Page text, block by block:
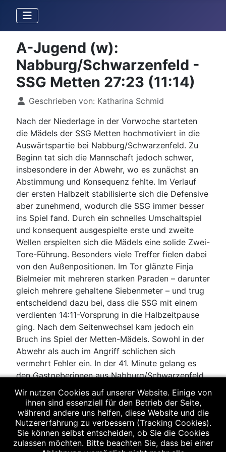
A-Jugend (w):
Nabburg/Schwarzenfeld -
SSG Metten 27:23 (11:14)
DetailsGeschrieben von: Katharina Schmid
Nach der Niederlage in der Vorwoche starteten
die Mädels der SSG Metten hochmotiviert in die
Auswärtspartie bei Nabburg/Schwarzenfeld. Zu
Beginn tat sich die Mannschaft jedoch schwer,
insbesondere in der Abwehr, wo es zunächst an
Abstimmung und Konsequenz fehlte. Im Verlauf
der ersten Halbzeit stabilisierte sich die Defensive
aber zunehmend, wodurch die SSG immer besser
ins Spiel fand. Durch ein schnelles Umschaltspiel
und konsequent ausgespielte erste und zweite
Wellen erspielten sich die Mädels eine solide Zwei-
Tore-Führung. Besonders viele Treffer fielen dabei
von den Außenpositionen. Im Tor glänzte Finja
Bielmeier mit mehreren starken Paraden – darunter
gleich mehrere gehaltene Siebenmeter – und trug
entscheidend dazu bei, dass die SSG mit einem
verdienten 14:11-Vorsprung in die Halbzeitpause
ging. Nach dem Seitenwechsel kam jedoch ein
Bruch ins Spiel der Metten-Mädels. Sowohl in der
Abwehr als auch im Angriff schlichen sich
vermehrt Fehler ein. In der 41. Minute gelang es
den Gastgeberinnen aus Nabburg/Schwarzenfeld,
den Rückstand aufzuholen. Sie zeigten sich nun
laufstärker, waren schneller in der Abwehrform
und ließen kaum noch einfache Tore über die erste
oder zweite Welle zu. Hinzu kamen einige
technische Fehler der A-Jugend der SSG, die eine
erneute Aufholjagd erschwerten. Am Ende
Wir nutzen Cookies auf unserer Website. Einige von
ihnen sind essenziell für den Betrieb der Seite,
während andere uns helfen, diese Website und die
Nutzererfahrung zu verbessern (Tracking Cookies).
Sie können selbst entscheiden, ob Sie die Cookies
zulassen möchten. Bitte beachten Sie, dass bei einer